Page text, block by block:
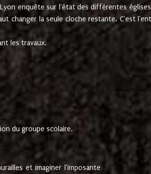
enquête sur l'état des différentes
changer la seule cloche restante. C'est
les travaux.
du groupe scolaire.
et imaginer l'imposante